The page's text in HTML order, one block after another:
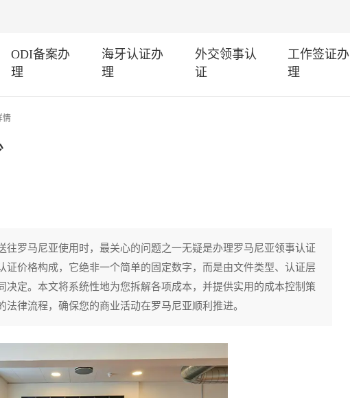
ODI备案办
理
海牙认证办
理
外交领事认
证
工作签证办
理
情
往罗马尼亚使用时，最关心的问题之一无疑是办理罗马尼亚领事认证
证价格构成，它绝非一个简单的固定数字，而是由文件类型、认证层
决定。本文将系统性地为您拆解各项成本，并提供实用的成本控制策
律流程，确保您的商业活动在罗马尼亚顺利推进。